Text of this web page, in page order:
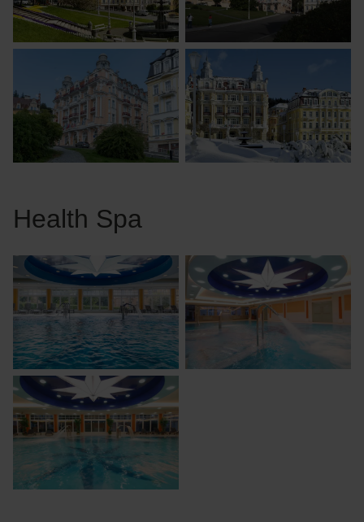
Health Spa